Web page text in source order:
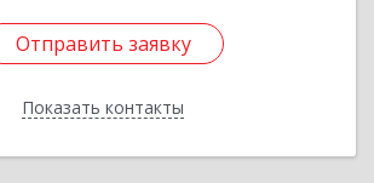
Отправить заявку
Показать контакты
Отправить заявку
Назад